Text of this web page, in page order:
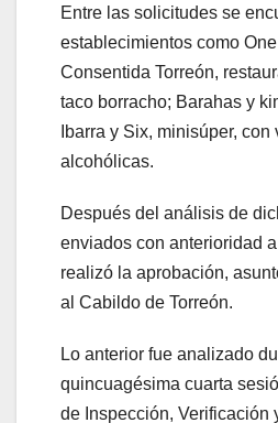
Entre las solicitudes se
establecimientos como
Consentida Torreón,
taco borracho; Barahas y
Ibarra y Six, minisúper,
alcohólicas.
Después del análisis de
enviados con anterioridad
realizó la aprobación,
al Cabildo de Torreón.
Lo anterior fue analizado
quincuagésima cuarta
de Inspección, Verificación